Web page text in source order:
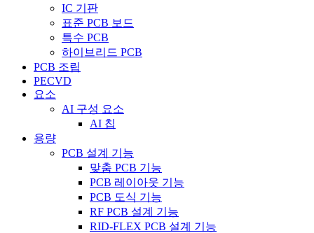
IC 기판
표준 PCB 보드
특수 PCB
하이브리드 PCB
PCB 조립
PECVD
요소
AI 구성 요소
AI 칩
용량
PCB 설계 기능
맞춤 PCB 기능
PCB 레이아웃 기능
PCB 도식 기능
RF PCB 설계 기능
RID-FLEX PCB 설계 기능